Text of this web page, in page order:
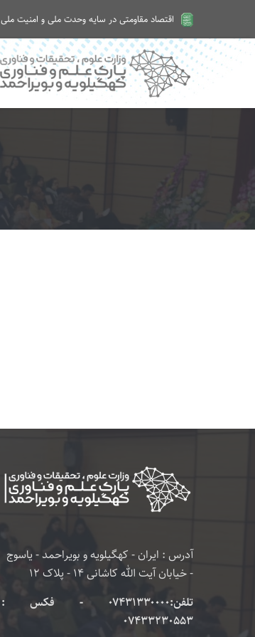
اقتصاد مقاومتی در سایه وحدت ملی و امنیت ملی
امروز شنبه ۱۷ مرداد ۱۴۰۵
آدرس : ایران - کهگیلویه و بویراحمد - یاسوج
- خیابان آیت الله کاشانی 14 - پلاک 12
تلفن:۰۷۴۳۱۳۳۰۰۰۰ - فکس :
07433230553